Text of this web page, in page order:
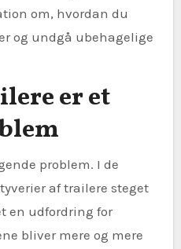
om, hvordan du
og undgå ubehagelige
er et
problem. I de
af trailere steget
en udfordring for
bliver mere og mere